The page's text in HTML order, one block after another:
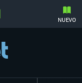
NUEVO